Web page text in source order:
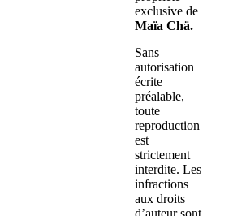
exclusive de
Maïa Chä.
Sans
autorisation
écrite
préalable,
toute
reproduction
est
strictement
interdite. Les
infractions
aux droits